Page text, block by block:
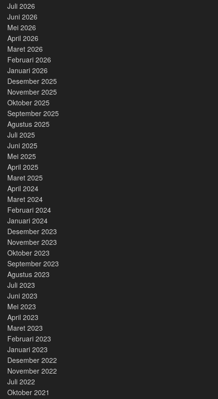
Juli 2026
Juni 2026
Mei 2026
April 2026
Maret 2026
Februari 2026
Januari 2026
Desember 2025
November 2025
Oktober 2025
September 2025
Agustus 2025
Juli 2025
Juni 2025
Mei 2025
April 2025
Maret 2025
April 2024
Maret 2024
Februari 2024
Januari 2024
Desember 2023
November 2023
Oktober 2023
September 2023
Agustus 2023
Juli 2023
Juni 2023
Mei 2023
April 2023
Maret 2023
Februari 2023
Januari 2023
Desember 2022
November 2022
Juli 2022
Oktober 2021